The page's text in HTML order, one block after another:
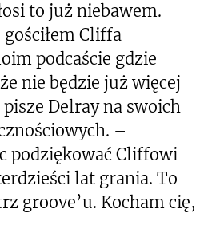
to już niebawem.
Cliffa
podcaście gdzie
nie będzie już więcej
Delray na swoich
–
podziękować Cliffowi
lat grania. To
groove’u. Kocham cię,